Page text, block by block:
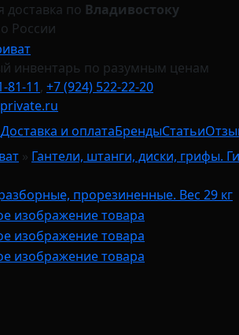
доставка по Владивостоку
России
инвентарь по разумным ценам
81-11, +7 (924) 522-22-20
Доставка и оплатаБрендыСтатьи
» Гантели, штанги, диски, грифы.